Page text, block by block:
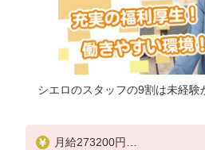
シエロのスタッフの9割は未経験
月給273200円